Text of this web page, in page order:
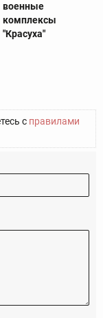
военные
комплексы
"Красуха"
с правилами